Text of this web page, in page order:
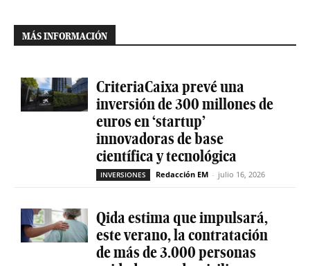
MÁS INFORMACIÓN
CriteriaCaixa prevé una
inversión de 300 millones de
euros en ‘startup’
innovadoras de base
científica y tecnológica
INVERSIONES Redacción EM - julio 16, 2026
Qida estima que impulsará,
este verano, la contratación
de más de 3.000 personas